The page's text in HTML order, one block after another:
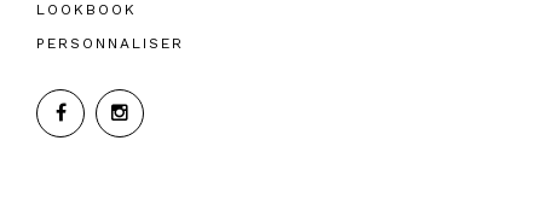
LOOKBOOK
PERSONNALISER